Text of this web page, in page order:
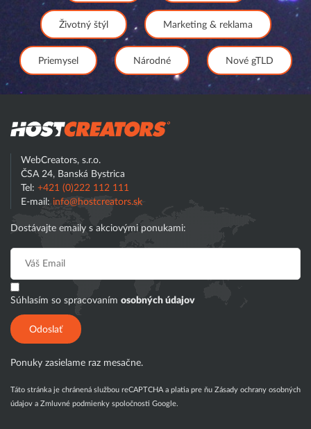
Životný štýl Marketing & reklama
Priemysel Národné Nové gTLD
WebCreators, s.r.o.
ČSA 24, Banská Bystrica
Tel: +421 (0)222 112 111
E-mail: info@hostcreators.sk
Dostávajte emaily s akciovými ponukami:
Súhlasím so spracovaním osobných údajov
Odoslať
Ponuky zasielame raz mesačne.
Táto stránka je chránená službou reCAPTCHA a platia pre ňu Zásady ochrany osobných
údajov a Zmluvné podmienky spoločnosti Google.